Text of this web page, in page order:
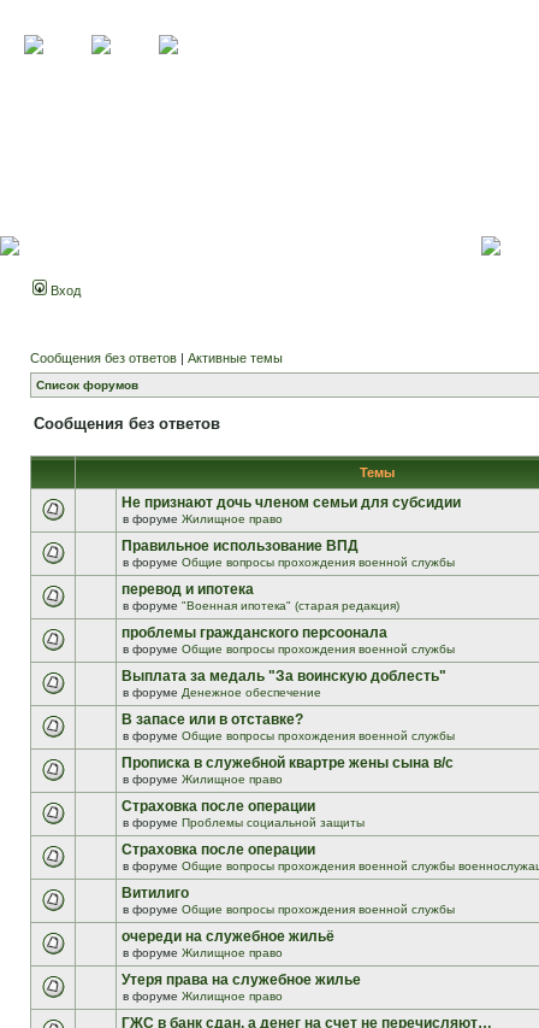
Вход
Сообщения без ответов | Активные темы
Список форумов
Сообщения без ответов
Темы
Не признают дочь членом семьи для субсидии
в форуме Жилищное право
Правильное использование ВПД
в форуме Общие вопросы прохождения военной службы
перевод и ипотека
в форуме "Военная ипотека" (старая редакция)
проблемы гражданского персоонала
в форуме Общие вопросы прохождения военной службы
Выплата за медаль "За воинскую доблесть"
в форуме Денежное обеспечение
В запасе или в отставке?
в форуме Общие вопросы прохождения военной службы
Прописка в служебной квартре жены сына в/с
в форуме Жилищное право
Страховка после операции
в форуме Проблемы социальной защиты
Страховка после операции
в форуме Общие вопросы прохождения военной службы
Витилиго
в форуме Общие вопросы прохождения военной службы
очереди на служебное жильё
в форуме Жилищное право
Утеря права на служебное жилье
в форуме Жилищное право
ГЖС в банк сдан, а денег на счет не перечисляют…